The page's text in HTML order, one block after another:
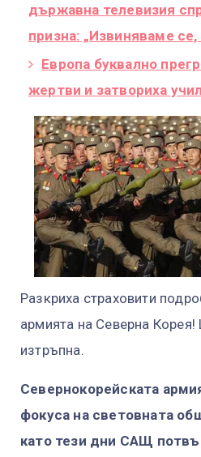
държавна телевизия
призна: „Извиняваме
Европа буквално
жертви и затвориха
Разкриха страховити
армията на Северна Корея!
изтръпна.
Севернокорейската
фокуса на световната
като тези дни САЩ